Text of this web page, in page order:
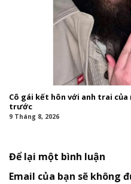
Cô gái kết hôn với anh trai
trước
9 Tháng 8, 2026
Để lại một bình luận
Email của bạn sẽ không